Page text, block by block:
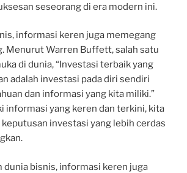
seseorang di era modern ini.
informasi keren juga memegang
Menurut Warren Buffett, salah satu
di dunia, “Investasi terbaik yang
adalah investasi pada diri sendiri
dan informasi yang kita miliki.”
informasi yang keren dan terkini, kita
investasi yang lebih cerdas
dunia bisnis, informasi keren juga